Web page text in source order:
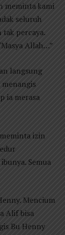
meminta kami
seluruh
tak percaya.
Allah…”
langsung
ia merasa
izin
Semua
Mencium
Alif bisa
Bu Henny